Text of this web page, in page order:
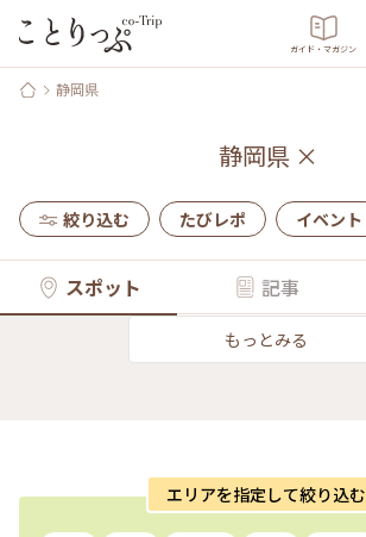
ガイド・マガジン
静岡県
静岡県 ×
絞り込む たびレポ イベント
スポット 記事
もっとみる
エリアを指定して絞り込む